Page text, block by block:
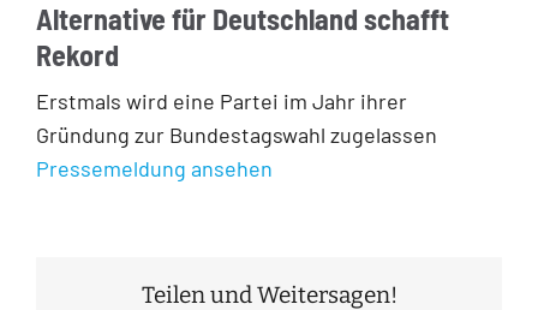
Alternative für Deutschland schafft
Rekord
Erstmals wird eine Partei im Jahr ihrer
Gründung zur Bundestagswahl zugelassen
Pressemeldung ansehen
Teilen und Weitersagen!